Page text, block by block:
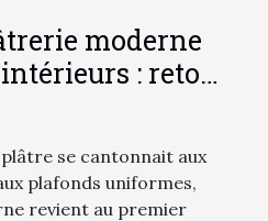
moderne
: retour
récentes
plâtre se cantonnait aux
plafonds uniformes,
revient au premier